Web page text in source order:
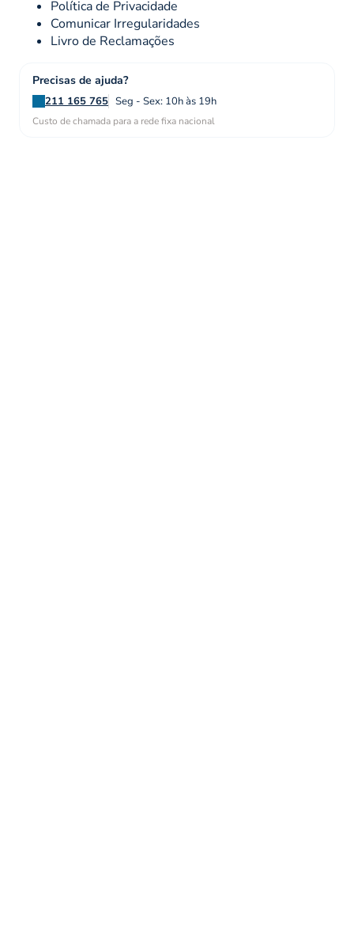
Política de Privacidade
Comunicar Irregularidades
Livro de Reclamações
Precisas de ajuda?
211 165 765 Seg - Sex: 10h às 19h
Custo de chamada para a rede fixa nacional